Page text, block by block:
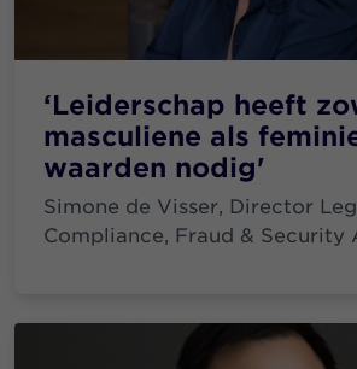
‘Leiderschap heeft
masculiene als
waarden nodig'
Simone de Visser, Director
Compliance, Fraud & Security